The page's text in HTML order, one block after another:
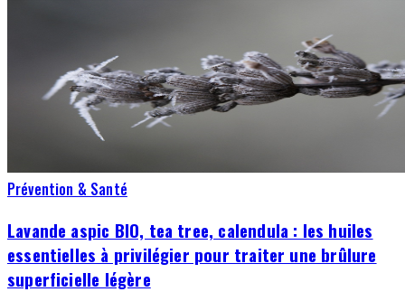
Prévention & Santé
Lavande aspic BIO, tea tree, calendula : les huiles
essentielles à privilégier pour traiter une brûlure
superficielle légère